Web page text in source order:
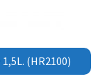
(HR2100)